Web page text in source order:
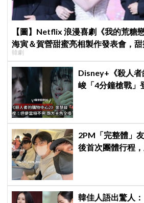
【圖】Netflix 浪漫喜劇《我的荒糖
海寅＆賀營甜蜜亮相製作發表會，
待
韓劇
Disney+《殺人
峻「4分鐘槍戰」
2PM「完整體」
後首次團體行程
韓佳人語出驚人